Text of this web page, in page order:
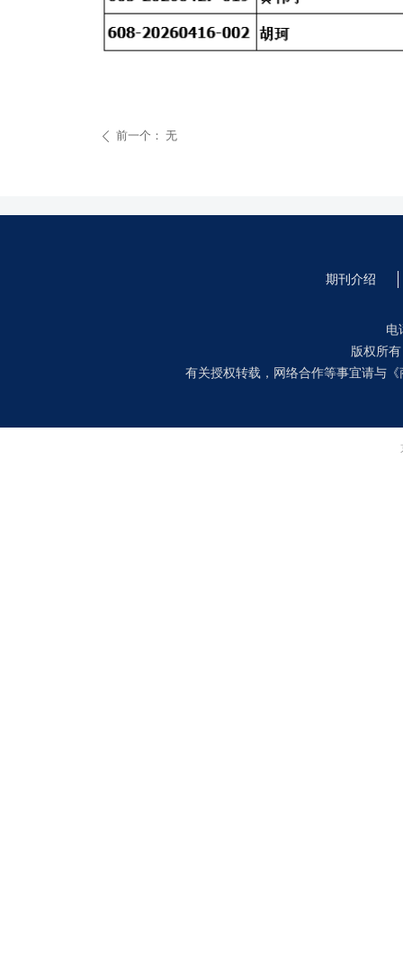
ꄴ 前一个： 无
期刊介绍
电
版权所
有关授权转载，网络合作等事宜请与